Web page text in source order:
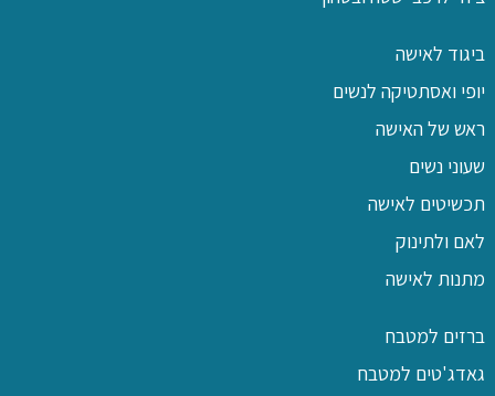
ביגוד לאישה
יופי ואסתטיקה לנשים
ראש של האישה
שעוני נשים
תכשיטים לאישה
לאם ולתינוק
מתנות לאישה
ברזים למטבח
גאדג'טים למטבח